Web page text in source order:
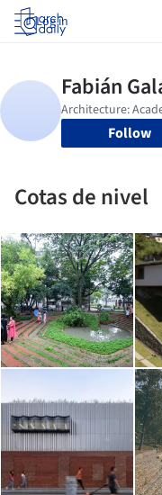
Log in
Follow
Cotas de nivel